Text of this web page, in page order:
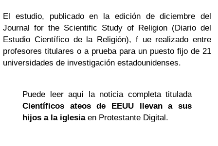
El estudio, publicado en la edición de diciembre del
Journal for the Scientific Study of Religion (Diario del
Estudio Científico de la Religión), f ue realizado entre
profesores titulares o a prueba para un puesto fijo de 21
universidades de investigación estadounidenses.
Puede leer aquí la noticia completa titulada
Científicos ateos de EEUU llevan a sus
hijos a la iglesiaen Protestante Digital.